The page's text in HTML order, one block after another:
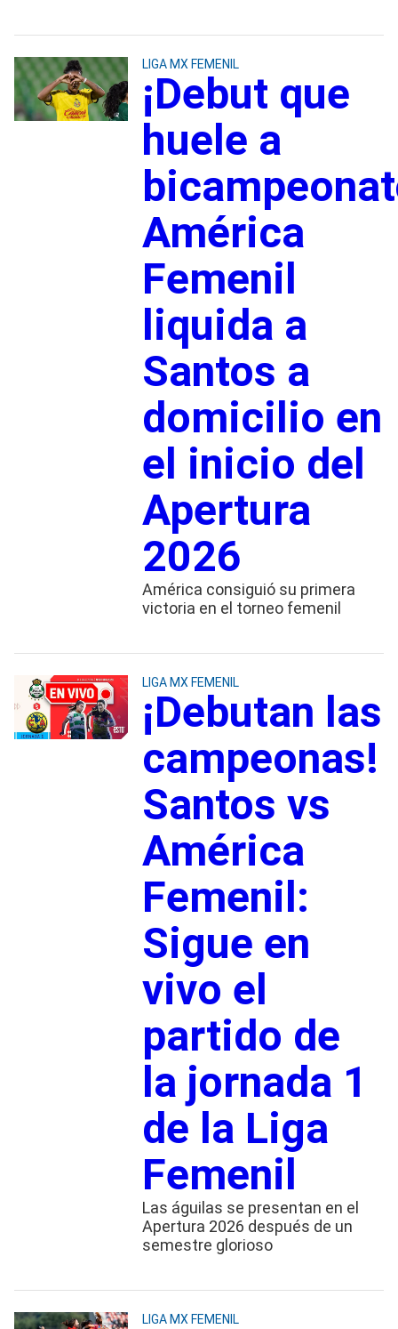
LIGA MX FEMENIL
¡Debut que
huele a
América
Femenil
liquida a
Santos a
domicilio en
el inicio del
Apertura
2026
América consiguió su primera
victoria en el torneo femenil
LIGA MX FEMENIL
¡Debutan las
campeonas!
Santos vs
América
Femenil:
Sigue en
vivo el
partido de
la jornada 1
de la Liga
Femenil
Las águilas se presentan en el
Apertura 2026 después de un
semestre glorioso
LIGA MX FEMENIL